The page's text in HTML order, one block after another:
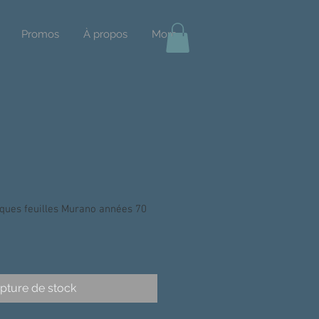
Promos À propos More
feuilles Murano années 70
de stock